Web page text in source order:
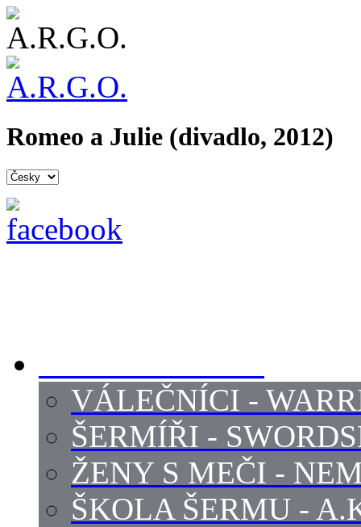
Romeo a Julie (divadlo, 2012)
VÁLEČNÍCI -
ŠERMÍŘI -
ŽENY S MEČI -
ŠKOLA ŠERMU -